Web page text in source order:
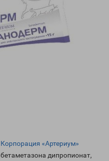
Корпорация «Артериум»
бетаметазона дипропионат,